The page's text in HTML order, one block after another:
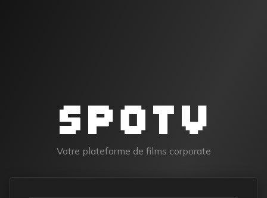
Votre plateforme de films corporate